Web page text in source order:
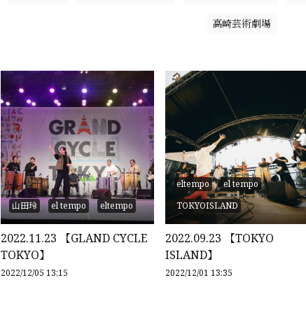
高崎芸術劇場
山田玲 el tempo eltempo
2022.11.23 【GLAND CYCLE
TOKYO】
2022/12/05 13:15
eltempo
el tempo
TOKYOISLAND
2022.09.23 【TOKYO
ISLAND】
2022/12/01 13:35